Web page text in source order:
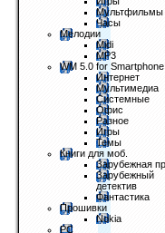
Мультфильмы
Часы
Мелодии
Midi
MP3
WM 5.0 for Smartphone
Интернет
Мультимедиа
Системные
Офис
Разное
Игры
Темы
Книги для моб.
Зарубежная
Зарубежный
детектив
Фантастика
Прошивки
Nokia
PC